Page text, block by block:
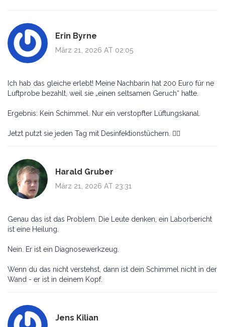
Erin Byrne
März 21, 2026 AT 02:05
Ich hab das gleiche erlebt! Meine Nachbarin hat 200 Euro für ne
Luftprobe bezahlt, weil sie „einen seltsamen Geruch“ hatte.
Ergebnis: Kein Schimmel. Nur ein verstopfter Lüftungskanal.
Jetzt putzt sie jeden Tag mit Desinfektionstüchern. 🤦‍♀️
Harald Gruber
März 21, 2026 AT 23:31
Genau das ist das Problem. Die Leute denken, ein Laborbericht
ist eine Heilung.
Nein. Er ist ein Diagnosewerkzeug.
Wenn du das nicht verstehst, dann ist dein Schimmel nicht in der
Wand - er ist in deinem Kopf.
Jens Kilian